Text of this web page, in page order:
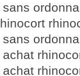
sans
sans
achat